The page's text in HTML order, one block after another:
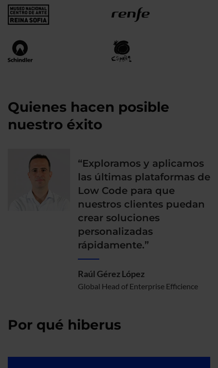
Quienes hacen posible
nuestro éxito
“Exploramos y aplicamos
las últimas plataformas de
Low Code para que
nuestros clientes puedan
crear soluciones
personalizadas
rápidamente.”
Raúl Gérez López
Global Head of Enterprise Efficience
Por qué hiberus